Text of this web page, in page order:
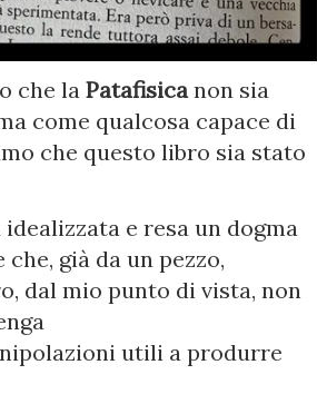
che la Patafisica non sia
come qualcosa capace di
che questo libro sia stato
e resa un dogma
già da un pezzo,
dal mio punto di vista, non
utili a produrre